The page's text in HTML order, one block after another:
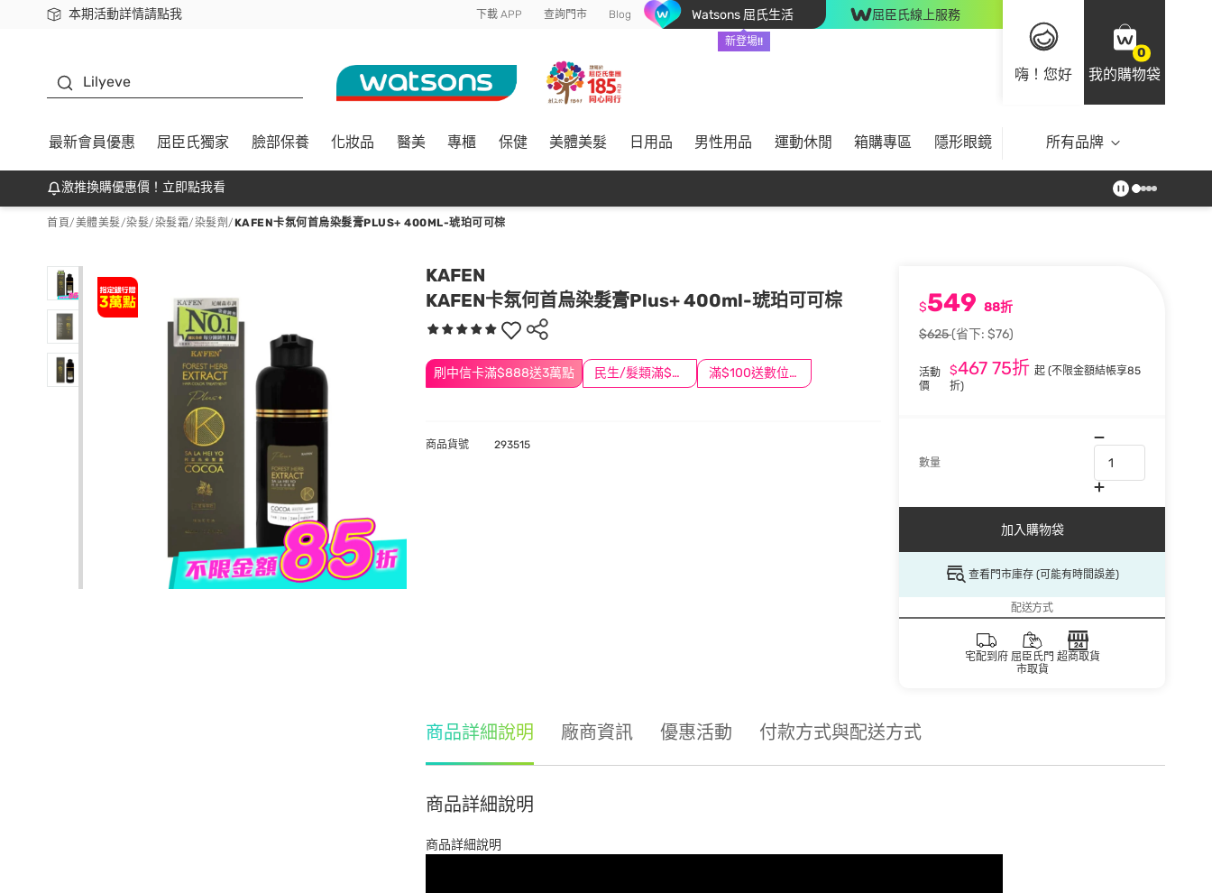
本期活動詳情請點我
下載app最高回饋$350 下載 APP 查詢門市 Blog Watsons 屈氏生活
新登場!!
屈臣氏線上服務
嗨！您好
0
我的購物袋
Lilyeve
最新會員優惠 屈臣氏獨家 臉部保養 化妝品 醫美 專櫃 保健 美體美髮 日用品 男性用品 運動休閒 箱購專區 隱形眼鏡 所有品牌
激推換購優惠價！立即點我看
首頁/美體美髮/染髮/染髮霜/染髮劑 /KAFEN卡氛何首烏染髮膏PLUS+ 400ML-琥珀可可棕
KAFEN
KAFEN卡氛何首烏染髮膏Plus+ 400ml-琥珀可可棕
刷中信卡滿$888送3萬點 民生/髮類滿$388送舒潔冰巾 滿$100送數位印花
$549 88折
$625(省下: $76)
活動
價
$467 75折起(不限金額結帳享85
折)
數量
加入購物袋
查看門市庫存 (可能有時間誤差)
配送方式
宅配到府 屈臣氏門
市取貨
超商取貨
商品貨號 293515
商品詳細說明 廠商資訊 優惠活動 付款方式與配送方式
商品詳細說明
商品詳細說明